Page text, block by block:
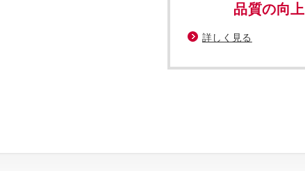
品質の向上
詳しく見る